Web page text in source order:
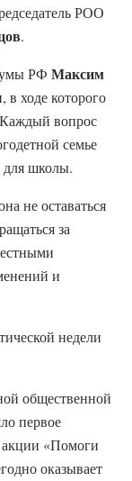
РОО
.
РФ Максим
ходе которого
вопрос
семье
для школы.
не оставаться
за
и
недели
общественной
первое
акции «Помоги
оказывает